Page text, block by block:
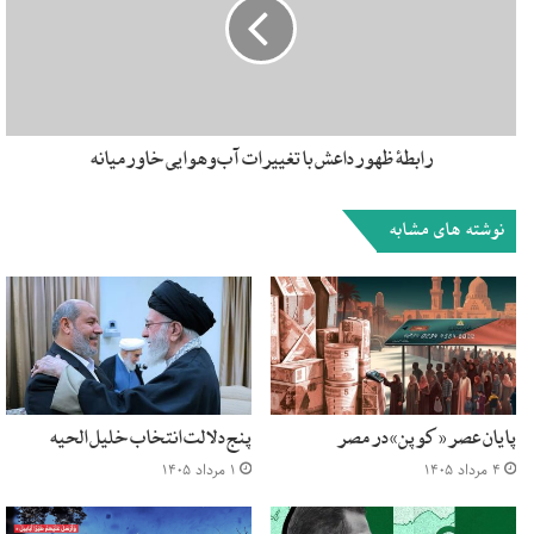
بازگشت به دانشگاه تشویق می‌شوند، اما کودکان و دانشجویان غزه
راهی برای بازگشت سریع به زندگی روزمره ندارند. به لطف
بمباران‌های اسرائیل ده‌ها ساختمان دانشگاهی که توسط سازمان
دانشگاه‌ها نیست. سال گذشته ۲۱۸هزار پناهنده فلسطینی درست
دوهفته قبل از شروع سال تحصیلی آواره شدند.
محتاج کمک‌های روان‌پزشکی هستند. بر اساس این گزارش،
کودکان علائم استرس مزمن را از خود بروز می‌دهند: شب ادراری،
وابستگی شدید به والدین و کابوس‌های شبانه. تقریباً همۀ
دانشگاه‌های اسرائیل با تقدیرکردن از دانشجویانی که در حمله به
غزه شرکت‌کرده‌اند، درخصوص وضع فعلی مسئول‌اند. منافعی که
دانشگاه‌ها به دانشجویان متجاوز اختصاص می‌دهند تنها منافع
عملی نیست. آن‌ها از دانشجویانی که در قتل‌عام نقش داشته‌اند،
تجلیل و تکریم می‌کنند.
رابطۀ ظهور داعش با تغییرات آب‌وهوایی خاورمیانه
نوشته های مشابه
پایان عصر «کوپن» در مصر
۴ مرداد ۱۴۰۵
پنج دلالت انتخاب خلیل الحیه
۱ مرداد ۱۴۰۵